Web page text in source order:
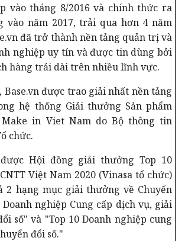
vào tháng 8/2016 và chính thức ra
vào năm 2017, trải qua hơn 4 năm
đã trở thành nền tảng quản trị và
nghiệp uy tín và được tin dùng bởi
hàng trải dài trên nhiều lĩnh vực.
Base.vn được trao giải nhất nền tảng
hệ thống Giải thưởng Sản phẩm
Make in Viet Nam do Bộ thông tin
chức.
được Hội đồng giải thưởng Top 10
Việt Nam 2020 (Vinasa tổ chức)
2 hạng mục giải thưởng về Chuyển
Doanh nghiệp Cung cấp dịch vụ, giải
số" và "Top 10 Doanh nghiệp cung
đổi số."